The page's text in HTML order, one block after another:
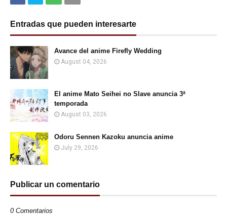
Entradas que pueden interesarte
Avance del anime Firefly Wedding
August 04, 2026
El anime Mato Seihei no Slave anuncia 3ª
temporada
August 03, 2026
Odoru Sennen Kazoku anuncia anime
July 29, 2026
Publicar un comentario
0 Comentarios